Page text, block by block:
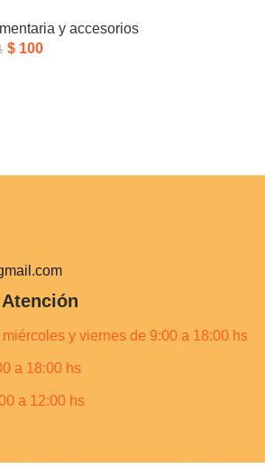
y accesorios
$ 100
miércoles y viernes de 9:00 a 18:00 hs
a 18:00 hs
a 12:00 hs